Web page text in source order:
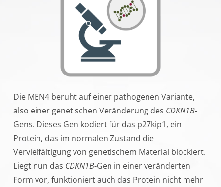
Die MEN4 beruht auf einer pathogenen Variante,
also einer genetischen Veränderung des CDKN1B-
Gens. Dieses Gen kodiert für das p27kip1, ein
Protein, das im normalen Zustand die
Vervielfältigung von genetischem Material blockiert.
Liegt nun das CDKN1B-Gen in einer veränderten
Form vor, funktioniert auch das Protein nicht mehr